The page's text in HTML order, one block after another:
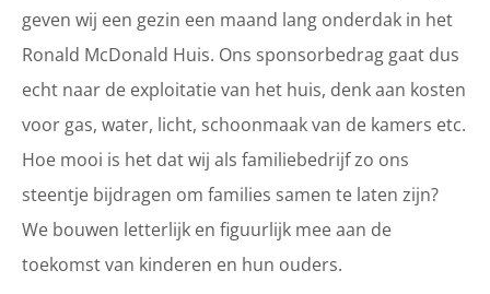
geven wij een gezin een maand lang onderdak in het
Ronald McDonald Huis. Ons sponsorbedrag gaat dus
echt naar de exploitatie van het huis, denk aan kosten
voor gas, water, licht, schoonmaak van de kamers etc.
Hoe mooi is het dat wij als familiebedrijf zo ons
steentje bijdragen om families samen te laten zijn?
We bouwen letterlijk en figuurlijk mee aan de
toekomst van kinderen en hun ouders.